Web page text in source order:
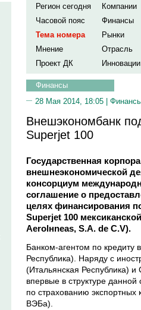
Регион сегодня
Компании
Часовой пояс
Финансы
Тема номера
Рынки
Мнение
Отрасль
Проект ДК
Инновации
Финансы
28 Мая 2014, 18:05 |
Внешэкономбанк
Superjet 100
Государственная
внешнеэкономической
консорциум
соглашение о
целях финансирования
Superjet 100
Aerolнneas, S.A. de C.V).
Банком-агентом по кредиту
Республика). Наряду с
(Итальянская Республика) и
впервые в структуре данной
по страхованию
ВЭБа).